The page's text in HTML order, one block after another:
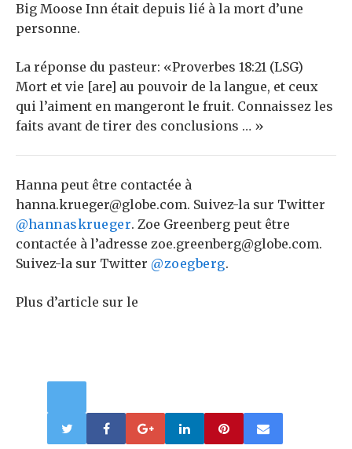
Big Moose Inn était depuis lié à la mort d’une
personne.
La réponse du pasteur: «Proverbes 18:21 (LSG)
Mort et vie [are] au pouvoir de la langue, et ceux
qui l’aiment en mangeront le fruit. Connaissez les
faits avant de tirer des conclusions … »
Hanna peut être contactée à
hanna.krueger@globe.com. Suivez-la sur Twitter
@hannaskrueger. Zoe Greenberg peut être
contactée à l’adresse zoe.greenberg@globe.com.
Suivez-la sur Twitter @zoegberg.
Plus d’article sur le